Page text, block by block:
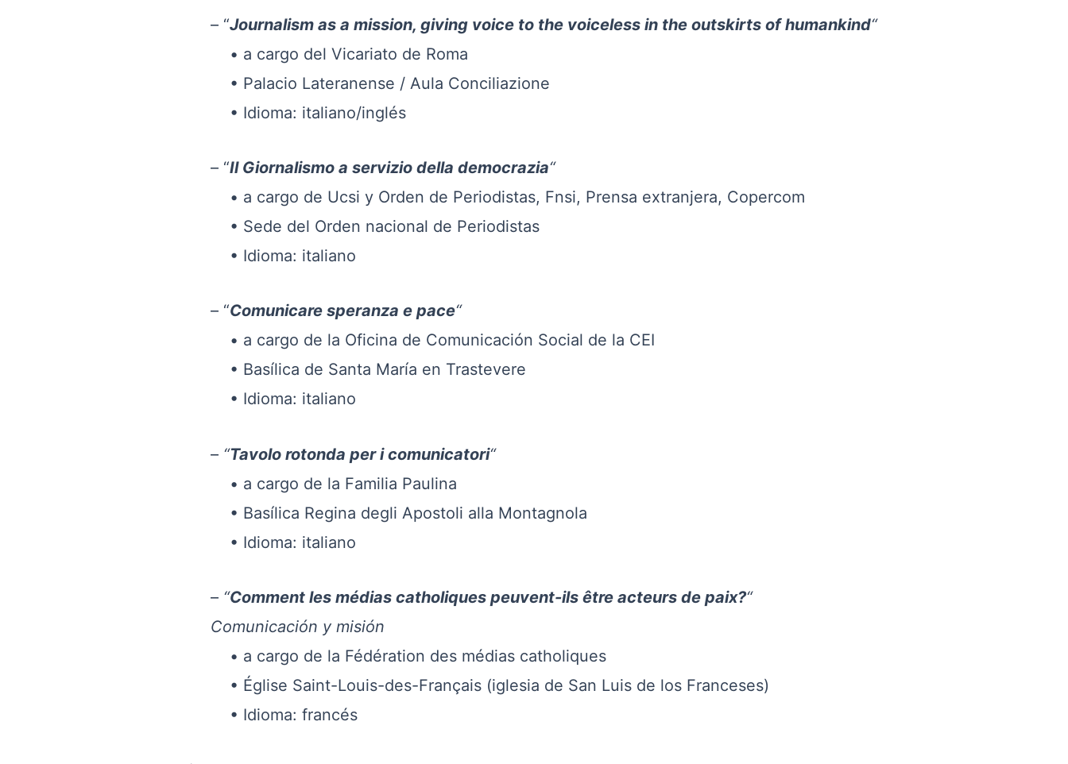
– “Journalism as a mission, giving voice to the voiceless in the outskirts of humankind“
• a cargo del Vicariato de Roma
• Palacio Lateranense / Aula Conciliazione
• Idioma: italiano/inglés
– “Il Giornalismo a servizio della democrazia“
• a cargo de Ucsi y Orden de Periodistas, Fnsi, Prensa extranjera, Copercom
• Sede del Orden nacional de Periodistas
• Idioma: italiano
– “Comunicare speranza e pace“
• a cargo de la Oficina de Comunicación Social de la CEI
• Basílica de Santa María en Trastevere
• Idioma: italiano
–“Tavolo rotonda per i comunicatori“
• a cargo de la Familia Paulina
• Basílica Regina degli Apostoli alla Montagnola
• Idioma: italiano
–“Comment les médias catholiques peuvent-ils être acteurs de paix?“
Comunicación y misión
• a cargo de la Fédération des médias catholiques
• Église Saint-Louis-des-Français (iglesia de San Luis de los Franceses)
• Idioma: francés